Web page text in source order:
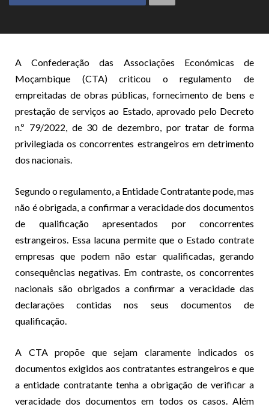
A Confederação das Associações Económicas de
Moçambique (CTA) criticou o regulamento de
empreitadas de obras públicas, fornecimento de bens e
prestação de serviços ao Estado, aprovado pelo Decreto
n.º 79/2022, de 30 de dezembro, por tratar de forma
privilegiada os concorrentes estrangeiros em detrimento
dos nacionais.
Segundo o regulamento, a Entidade Contratante pode, mas
não é obrigada, a confirmar a veracidade dos documentos
de qualificação apresentados por concorrentes
estrangeiros. Essa lacuna permite que o Estado contrate
empresas que podem não estar qualificadas, gerando
consequências negativas. Em contraste, os concorrentes
nacionais são obrigados a confirmar a veracidade das
declarações contidas nos seus documentos de
qualificação.
A CTA propõe que sejam claramente indicados os
documentos exigidos aos contratantes estrangeiros e que
a entidade contratante tenha a obrigação de verificar a
veracidade dos documentos em todos os casos. Além